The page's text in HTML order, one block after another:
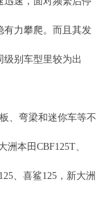
有力攀爬。而且其发
别车型里较为出
、弯梁和迷你车等不
本田CBF125T、
、喜鲨125，新大洲